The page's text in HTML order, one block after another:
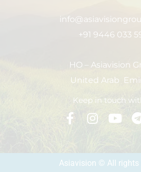
+91 9446 033
HO – Asiavision
United Arab
Keep in touch
Asiavision © All rights